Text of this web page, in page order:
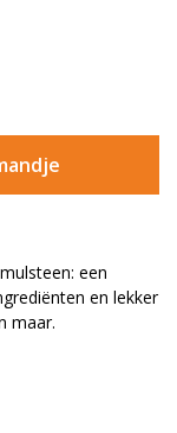
een
en lekker
maar.